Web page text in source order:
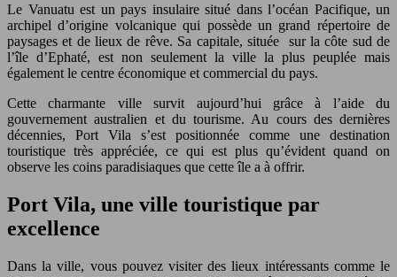
Le Vanuatu est un pays insulaire situé dans l’océan Pacifique, un
archipel d’origine volcanique qui possède un grand répertoire de
paysages et de lieux de rêve. Sa capitale, située sur la côte sud de
l’île d’Ephaté, est non seulement la ville la plus peuplée mais
également le centre économique et commercial du pays.
Cette charmante ville survit aujourd’hui grâce à l’aide du
gouvernement australien et du tourisme. Au cours des dernières
décennies, Port Vila s’est positionnée comme une destination
touristique très appréciée, ce qui est plus qu’évident quand on
observe les coins paradisiaques que cette île a à offrir.
Port Vila, une ville touristique par
excellence
Dans la ville, vous pouvez visiter des lieux intéressants comme le